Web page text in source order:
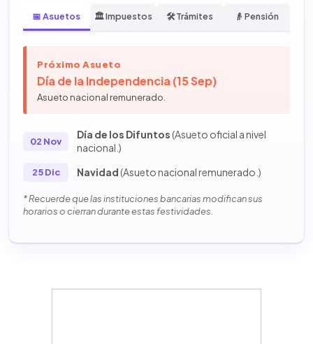
📅 Asuetos 🏛️ Impuestos 🛠️ Trámites 👴 Pensión
Próximo Asueto
Día de la Independencia (15 Sep)
Asueto nacional remunerado.
02 Nov
Día de los Difuntos(Asueto oficial a nivel
nacional.)
25 Dic Navidad(Asueto nacional remunerado.)
* Recuerde que las instituciones bancarias modifican sus
horarios o cierran durante estas festividades.